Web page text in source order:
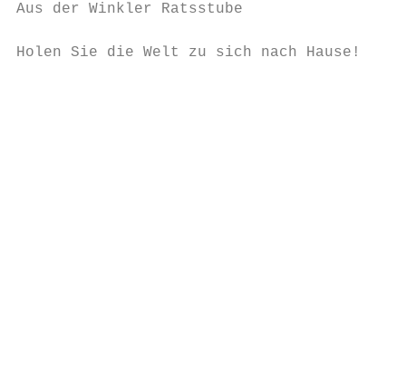
Aus der Winkler Ratsstube
Holen Sie die Welt zu sich nach Hause!